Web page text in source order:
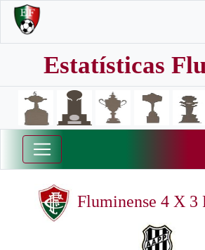
Estatísticas
Fluminense 4 X 3